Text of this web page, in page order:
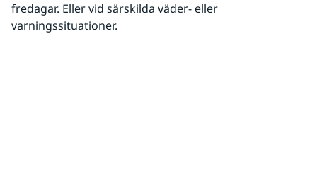
fredagar. Eller vid särskilda väder- eller
varningssituationer.